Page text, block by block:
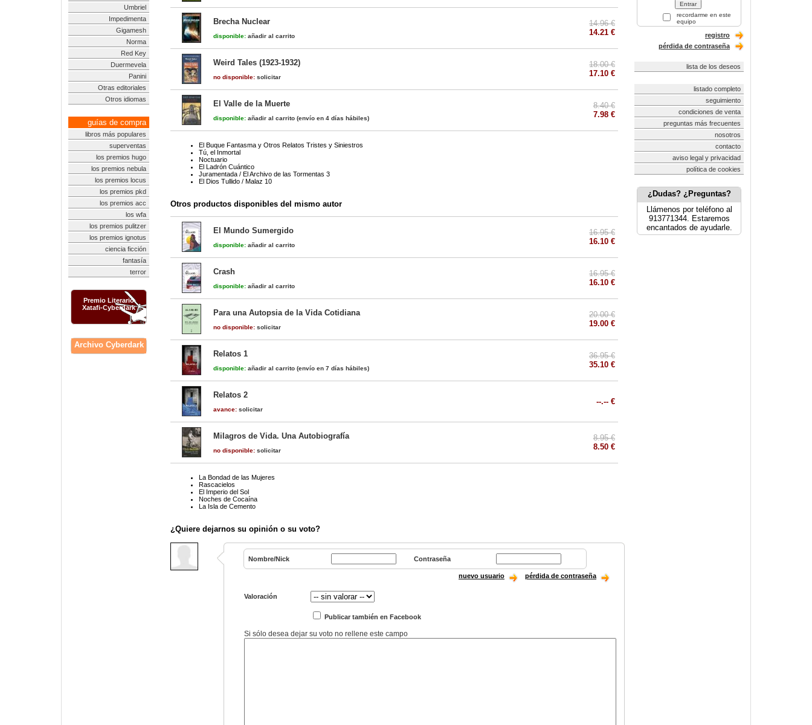
Umbriel
Impedimenta
Gigamesh
Norma
Red Key
Duermevela
Panini
Otras editoriales
Otros idiomas
guías de compra
libros más populares
superventas
los premios hugo
los premios nebula
los premios locus
los premios pkd
los premios acc
los wfa
los premios pulitzer
los premios ignotus
ciencia ficción
fantasía
terror
Premio Literario
Xatafi-Cyberdark
Archivo Cyberdark
Brecha Nuclear
disponible: añadir al carrito
14.96 €
14.21 €
Weird Tales (1923-1932)
no disponible: solicitar
18.00 €
17.10 €
El Valle de la Muerte
disponible: añadir al carrito (envío en 4 días hábiles)
8.40 €
7.98 €
El Buque Fantasma y Otros Relatos Tristes y Siniestros
Tú, el Inmortal
Noctuario
El Ladrón Cuántico
Juramentada / El Archivo de las Tormentas 3
El Dios Tullido / Malaz 10
Otros productos disponibles del mismo autor
El Mundo Sumergido
disponible: añadir al carrito
16.95 €
16.10 €
Crash
disponible: añadir al carrito
16.95 €
16.10 €
Para una Autopsia de la Vida Cotidiana
no disponible: solicitar
20.00 €
19.00 €
Relatos 1
disponible: añadir al carrito (envío en 7 días hábiles)
36.95 €
35.10 €
Relatos 2
avance: solicitar
--.-- €
Milagros de Vida. Una Autobiografía
no disponible: solicitar
8.95 €
8.50 €
La Bondad de las Mujeres
Rascacielos
El Imperio del Sol
Noches de Cocaína
La Isla de Cemento
¿Quiere dejarnos su opinión o su voto?
Nombre/Nick Contraseña
nuevo usuario pérdida de contraseña
Valoración
Publicar también en Facebook
Si sólo desea dejar su voto no rellene este campo
recordarme en este
equipo
registro
pérdida de contraseña
lista de los deseos
listado completo
seguimiento
condiciones de venta
preguntas más frecuentes
nosotros
contacto
aviso legal y privacidad
política de cookies
¿Dudas? ¿Preguntas?
Llámenos por teléfono al
913771344. Estaremos
encantados de ayudarle.